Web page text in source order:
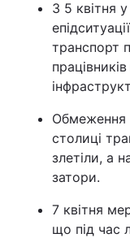
З 5 квітня
епідситуації
транспорт
Обмеження
столиці
злетіли, а
затори.
7 квітня
що під час